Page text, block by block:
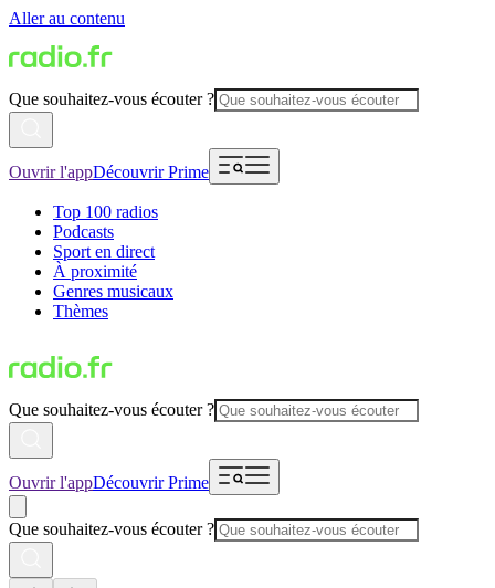
Aller au contenu
Que souhaitez-vous écouter ?
Ouvrir l'appDécouvrir Prime
Top 100 radios
Podcasts
Sport en direct
À proximité
Genres musicaux
Thèmes
Que souhaitez-vous écouter ?
Ouvrir l'appDécouvrir Prime
Que souhaitez-vous écouter ?